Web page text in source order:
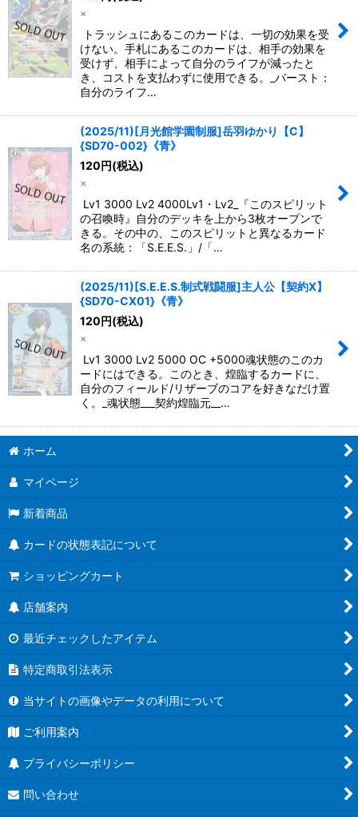
×
トラッシュにあるこのカードは、一切の効果を受
けない。手札にあるこのカードは、相手の効果を
受けず、相手によって自分のライフが減ったと
き、コストを支払わずに使用できる。_バースト：
自分のライフ…
(2025/11)[月光館学園制服]岳羽ゆかり【C】
{SD70-002}《青》
120 円(税込)
×
Lv1 3000 Lv2 4000Lv1・Lv2_『このスピリット
の召喚時』自分のデッキを上から3枚オープンで
きる。その中の、このスピリットと異なるカード
名の系統：「S.E.E.S.」/「…
(2025/11)[S.E.E.S.制式戦闘服]主人公【契約X】
{SD70-CX01}《青》
120 円(税込)
×
Lv1 3000 Lv2 5000 OC +5000魂状態のこのカ
ードにはできる。このとき、煌臨するカードに、
自分のフィールド/リザーブのコアを好きなだけ置
く。_魂状態___契約煌臨元__…
ホーム
マイページ
新着商品
カードの状態表記について
ショッピングカート
店舗案内
最近チェックしたアイテム
特定商取引法表示
当サイトの画像やデータの利用について
ご利用案内
プライバシーポリシー
問い合わせ